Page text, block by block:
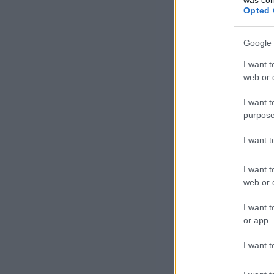
Opted
Google
I want
web or
I want
I want
I want
web or
I want
or app.
I want